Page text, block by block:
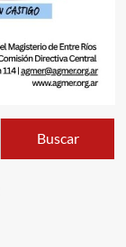
Buscar